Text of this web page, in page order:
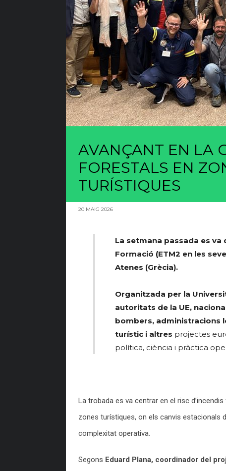
AVANÇANT EN LA
FORESTALS EN
TURÍSTIQUES
20 MAIG 2026
La setmana passada es va
Formació (ETM2 en les
Atenes (Grècia).
Organitzada per la
autoritats de la UE,
bombers, administracions
turístic i altres projectes
política, ciència i pràctica
La trobada es va centrar en el risc
zones turístiques, on els canvis estacionals
complexitat operativa.
Segons Eduard Plana, coordinador del